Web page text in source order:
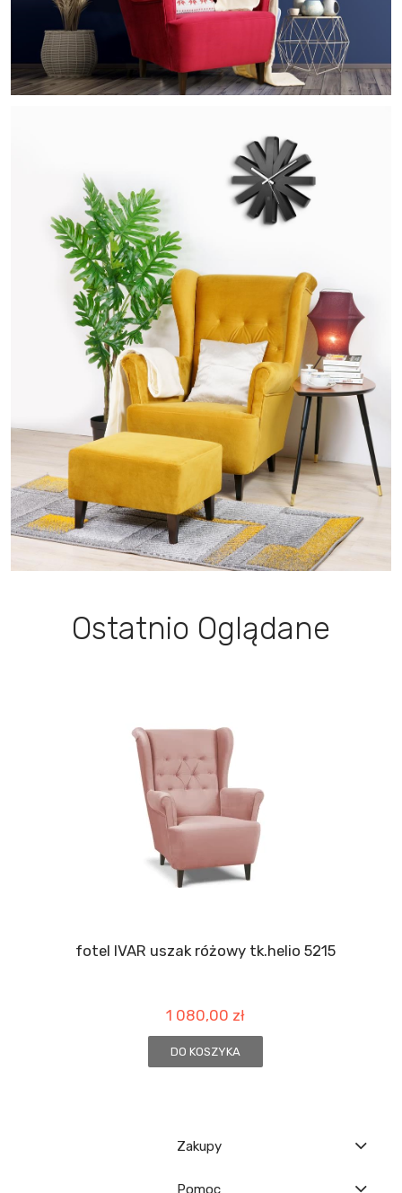
Ostatnio Oglądane
fotel IVAR uszak różowy tk.helio 5215
1 080,00 zł
DO KOSZYKA
Zakupy
Pomoc